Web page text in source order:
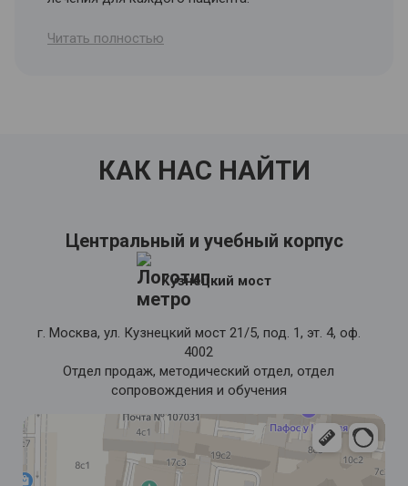
2. Дистанционный модуль – материалы для
самостоятельной проработки
3. Психология общения с клиентами.
4. Эффективные методы продаж для
Читать полностью
КАК НАС НАЙТИ
Центральный и учебный корпус
Кузнецкий мост
г. Москва, ул. Кузнецкий мост 21/5, под. 1, эт. 4, оф.
4002
Отдел продаж, методический отдел, отдел
сопровождения и обучения